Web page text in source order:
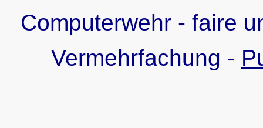
Computerwehr - faire
Vermehrfachung -